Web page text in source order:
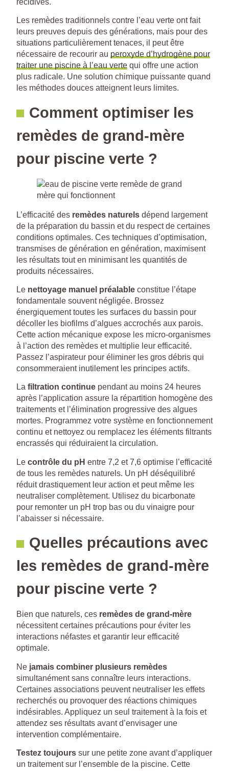
Les remèdes traditionnels contre l’eau verte ont fait
leurs preuves depuis des générations, mais pour des
situations particulièrement tenaces, il peut être
nécessaire de recourir au peroxyde d’hydrogène pour
traiter une piscine à l’eau verte qui offre une action
plus radicale. Une solution chimique puissante quand
les méthodes douces atteignent leurs limites.
Comment optimiser les
remèdes de grand-mère
pour piscine verte ?
L’efficacité des remèdes naturels dépend largement
de la préparation du bassin et du respect de certaines
conditions optimales. Ces techniques d’optimisation,
transmises de génération en génération, maximisent
les résultats tout en minimisant les quantités de
produits nécessaires.
Le nettoyage manuel préalable constitue l’étape
fondamentale souvent négligée. Brossez
énergiquement toutes les surfaces du bassin pour
décoller les biofilms d’algues accrochés aux parois.
Cette action mécanique expose les micro-organismes
à l’action des remèdes et multiplie leur efficacité.
Passez l’aspirateur pour éliminer les gros débris qui
consommeraient inutilement les principes actifs.
La filtration continue pendant au moins 24 heures
après l’application assure la répartition homogène des
traitements et l’élimination progressive des algues
mortes. Programmez votre système en fonctionnement
continu et nettoyez ou remplacez les éléments filtrants
encrassés qui réduiraient la circulation.
Le contrôle du pH entre 7,2 et 7,6 optimise l’efficacité
de tous les remèdes naturels. Un pH déséquilibré
réduit drastiquement leur action et peut même les
neutraliser complètement. Utilisez du bicarbonate
pour remonter un pH trop bas ou du vinaigre pour
l’abaisser si nécessaire.
Quelles précautions avec
les remèdes de grand-mère
pour piscine verte ?
Bien que naturels, ces remèdes de grand-mère
nécessitent certaines précautions pour éviter les
interactions néfastes et garantir leur efficacité
optimale.
Ne jamais combiner plusieurs remèdes
simultanément sans connaître leurs interactions.
Certaines associations peuvent neutraliser les effets
recherchés ou provoquer des réactions chimiques
indésirables. Appliquez un seul traitement à la fois et
attendez ses résultats avant d’envisager une
intervention complémentaire.
Testez toujours sur une petite zone avant d’appliquer
un traitement sur l’ensemble de la piscine. Cette